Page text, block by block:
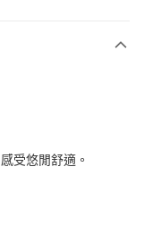
受悠閒舒適。